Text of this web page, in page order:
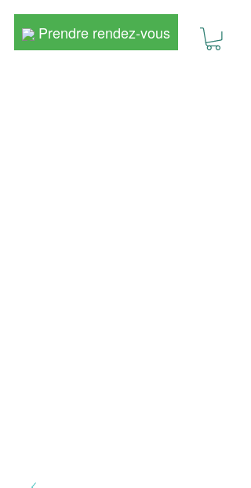
Prendre rendez-vous
Prendre rendez-vous